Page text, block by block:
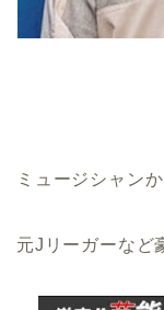
ミュージシャン
元Jリーガーなど